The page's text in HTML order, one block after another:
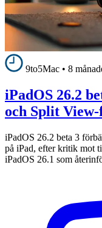
9to5Mac • 8
iPadOS 26.2
och Split
iPadOS 26.2 beta 3
på iPad, efter kritik mot
iPadOS 26.1 som